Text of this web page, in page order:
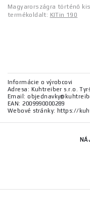
Magyarországra történő
termékoldalt: KITin 190
Informácie o výrobcovi
Adresa: Kuhtreiber s.r.o.
Email:
EAN: 2009990000289
Webové stránky: https://